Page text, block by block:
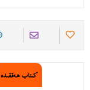
كىتاب ھەققىدە